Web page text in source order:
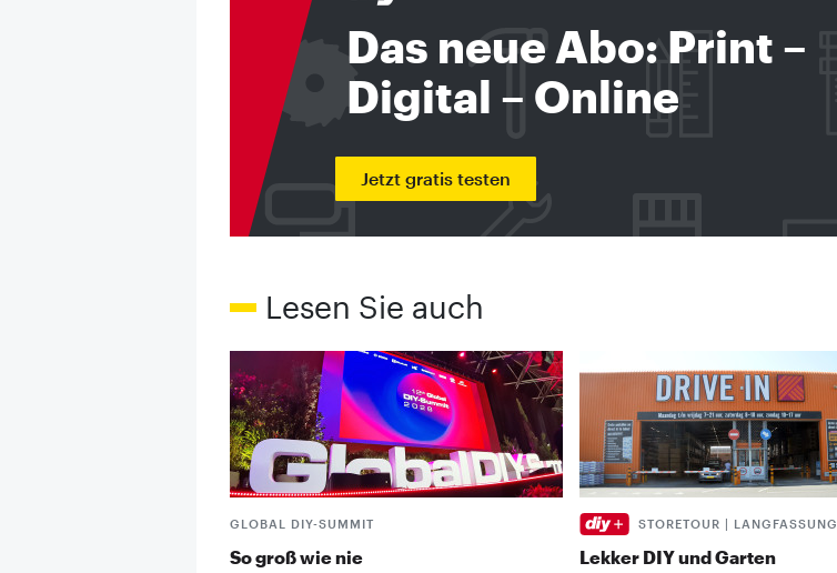
Das neue Abo: Print –
Digital – Online
Jetzt gratis testen
Lesen Sie auch
GLOBAL DIY-SUMMIT
So groß wie nie
STORETOUR | LANGFASSUNG
Lekker DIY und Garten